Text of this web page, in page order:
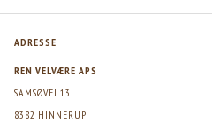
ADRESSE
REN VELVÆRE APS
SAMSØVEJ 13
8382 HINNERUP